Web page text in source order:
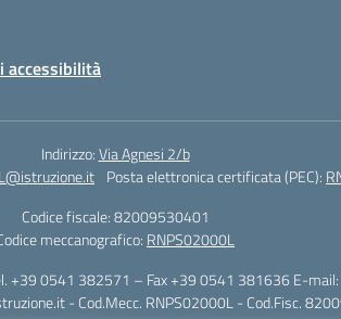
accessibilità
Indirizzo:Via Agnesi 2/b
Posta elettronica certificata (PEC):
Codice fiscale: 82009530401
meccanografico: RNPS02000L
+39 0541 382571 – Fax +39 0541 381636 E-
- Cod.Mecc. RNPS02000L - Cod.Fisc.